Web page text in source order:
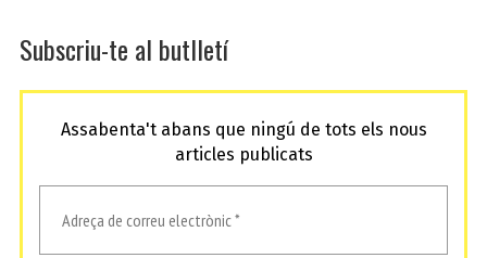
Subscriu-te al butlletí
Assabenta't abans que ningú de tots els nous
articles publicats